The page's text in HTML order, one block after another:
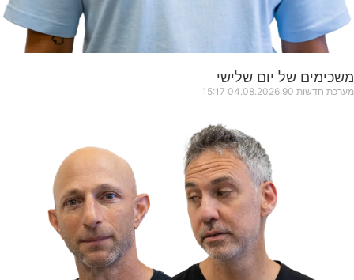
משכימים של יום שלישי
מערכת חדשות 90 04.08.2026
15:17